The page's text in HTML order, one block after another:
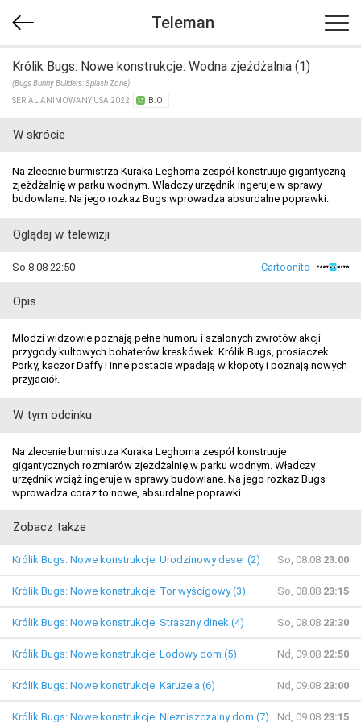
Teleman
Królik Bugs: Nowe konstrukcje: Wodna zjeżdżalnia (1)
(Bugs Bunny Builders: Splash Zone)
SERIAL ANIMOWANY USA 2022
B.O.
W skrócie
Na zlecenie burmistrza Kuraka Leghorna zespół konstruuje gigantyczną
zjeżdżalnię w parku wodnym. Władczy urzędnik ingeruje w sprawy
budowlane. Na jego rozkaz Bugs wprowadza absurdalne poprawki.
Oglądaj w telewizji
So 8.08 22:50 Cartoonito
Opis
Młodzi widzowie poznają pełne humoru i szalonych zwrotów akcji
przygody kultowych bohaterów kreskówek. Królik Bugs, prosiaczek
Porky, kaczor Daffy i inne postacie wpadają w kłopoty i poznają nowych
przyjaciół.
W tym odcinku
Na zlecenie burmistrza Kuraka Leghorna zespół konstruuje
gigantycznych rozmiarów zjeżdżalnię w parku wodnym. Władczy
urzędnik wciąż ingeruje w sprawy budowlane. Na jego rozkaz Bugs
wprowadza coraz to nowe, absurdalne poprawki.
Zobacz także
Królik Bugs: Nowe konstrukcje: Urodzinowy deser (2) So, 08.08 23:00
Królik Bugs: Nowe konstrukcje: Tor wyścigowy (3) So, 08.08 23:15
Królik Bugs: Nowe konstrukcje: Straszny dinek (4) So, 08.08 23:30
Królik Bugs: Nowe konstrukcje: Lodowy dom (5) Nd, 09.08 22:50
Królik Bugs: Nowe konstrukcje: Karuzela (6) Nd, 09.08 23:00
Królik Bugs: Nowe konstrukcje: Niezniszczalny dom (7) Nd, 09.08 23:15